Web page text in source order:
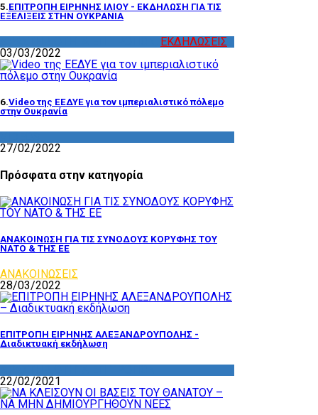
5.ΕΠΙΤΡΟΠΗ ΕΙΡΗΝΗΣ ΙΛΙΟΥ - ΕΚΔΗΛΩΣΗ ΓΙΑ ΤΙΣ
ΕΞΕΛΙΞΕΙΣ ΣΤΗΝ ΟΥΚΡΑΝΙΑ
ΕΚΔΗΛΩΣΕΙΣ
03/03/2022
6.Video της ΕΕΔΥΕ για τον ιμπεριαλιστικό πόλεμο
στην Ουκρανία
27/02/2022
Πρόσφατα στην κατηγορία
ΑΝΑΚΟΙΝΩΣΗ ΓΙΑ ΤΙΣ ΣΥΝΟΔΟΥΣ ΚΟΡΥΦΗΣ ΤΟΥ
ΝΑΤΟ & ΤΗΣ ΕΕ
ΑΝΑΚΟΙΝΩΣΕΙΣ
28/03/2022
ΕΠΙΤΡΟΠΗ ΕΙΡΗΝΗΣ ΑΛΕΞΑΝΔΡΟΥΠΟΛΗΣ -
Διαδικτυακή εκδήλωση
22/02/2021